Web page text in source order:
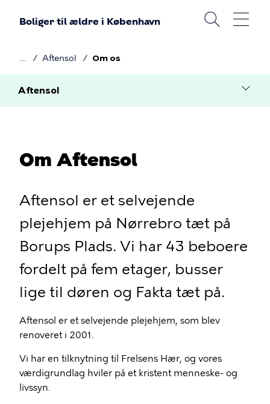
Boliger til ældre i København
Brødkrumme
Aftensol Om os
Undermenu
Aftensol
Om Aftensol
Aftensol er et selvejende
plejehjem på Nørrebro tæt på
Borups Plads. Vi har 43 beboere
fordelt på fem etager, busser
lige til døren og Fakta tæt på.
Aftensol er et selvejende plejehjem, som blev
renoveret i 2001.
Vi har en tilknytning til Frelsens Hær, og vores
værdigrundlag hviler på et kristent menneske- og
livssyn.